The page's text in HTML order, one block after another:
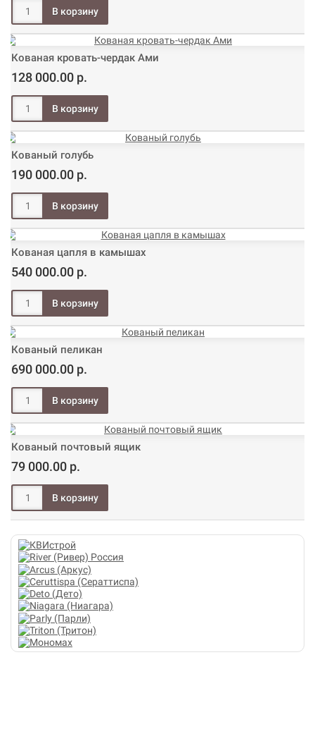
Кованая кровать-чердак Ами
128 000.00 р.
Кованый голубь
190 000.00 р.
Кованая цапля в камышах
540 000.00 р.
Кованый пеликан
690 000.00 р.
Кованый почтовый ящик
79 000.00 р.